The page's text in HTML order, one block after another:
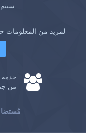
سيتم
لمزيد من المعلومات
خدمة
من
: